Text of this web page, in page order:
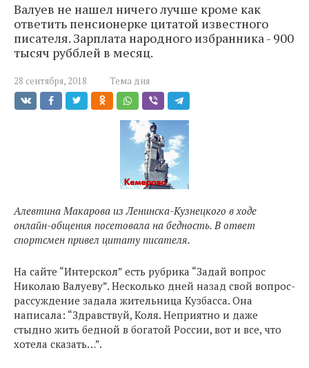
Валуев не нашел ничего лучше кроме как
ответить пенсионерке цитатой известного
писателя. Зарплата народного избранника - 900
тысяч рубблей в месяц.
28 сентября, 2018 Тема дня
Алевтина Макарова из Ленинска-Кузнецкого в ходе
онлайн-общения посетовала на бедность. В ответ
спортсмен привел цитату писателя.
На сайте “Интерскол” есть рубрика “Задай вопрос
Николаю Валуеву”. Несколько дней назад свой вопрос-
рассуждение задала жительница Кузбасса. Она
написала: “Здравствуй, Коля. Неприятно и даже
стыдно жить бедной в богатой России, вот и все, что
хотела сказать…”.